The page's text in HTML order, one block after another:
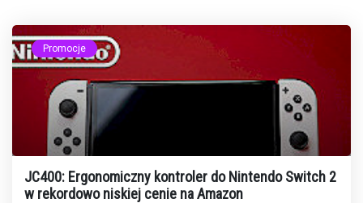
Promocje
JC400: Ergonomiczny kontroler do Nintendo Switch 2
w rekordowo niskiej cenie na Amazon